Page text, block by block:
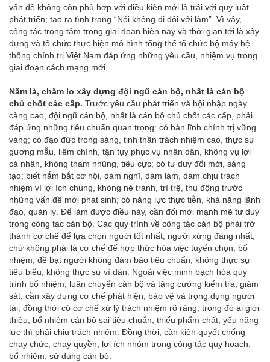
vấn đề không còn phù hợp với điều kiện mới là trái với quy luật
phát triển; tạo ra tình trạng “Nói không đi đôi với làm”. Vì vậy,
công tác trọng tâm trong giai đoạn hiện nay và thời gian tới là xây
dựng và tổ chức thực hiện mô hình tổng thể tổ chức bộ máy hệ
thống chính trị Việt Nam đáp ứng những yêu cầu, nhiệm vụ trong
giai đoạn cách mạng mới.
Năm là, chăm lo xây dựng đội ngũ cán bộ, nhất là cán bộ
chủ chốt các cấp. Trước yêu cầu phát triển và hội nhập ngày
càng cao, đội ngũ cán bộ, nhất là cán bộ chủ chốt các cấp, phải
đáp ứng những tiêu chuẩn quan trọng: có bản lĩnh chính trị vững
vàng; có đạo đức trong sáng, tinh thần trách nhiệm cao, thực sự
gương mẫu, liêm chính, tận tụy phục vụ nhân dân, không vụ lợi
cá nhân, không tham nhũng, tiêu cực; có tư duy đổi mới, sáng
tạo; biết nắm bắt cơ hội, dám nghĩ, dám làm, dám chịu trách
nhiệm vì lợi ích chung, không né tránh, trì trệ, thụ động trước
những vấn đề mới phát sinh; có năng lực thực tiễn, khả năng lãnh
đạo, quản lý. Để làm được điều này, cần đổi mới mạnh mẽ tư duy
trong công tác cán bộ. Các quy trình về công tác cán bộ phải trở
thành cơ chế để lựa chọn người tốt nhất, người xứng đáng nhất,
chứ không phải là cơ chế để hợp thức hóa việc tuyển chọn, bổ
nhiệm, đề bạt người không đảm bảo tiêu chuẩn, không thực sự
tiêu biểu, không thực sự vì dân. Ngoài việc minh bạch hóa quy
trình bổ nhiệm, luân chuyển cán bộ và tăng cường kiểm tra, giám
sát, cần xây dựng cơ chế phát hiện, bảo vệ và trọng dụng người
tài, đồng thời có cơ chế xử lý trách nhiệm rõ ràng, trong đó ai giới
thiệu, bổ nhiệm cán bộ sai tiêu chuẩn, thiếu phẩm chất, yếu năng
lực thì phải chịu trách nhiệm. Đồng thời, cần kiên quyết chống
chạy chức, chạy quyền, lợi ích nhóm trong công tác quy hoạch,
bổ nhiệm, sử dụng cán bộ.